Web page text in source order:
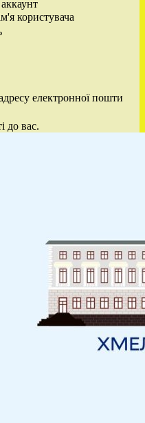
користувача
електронної пошти
до вас.